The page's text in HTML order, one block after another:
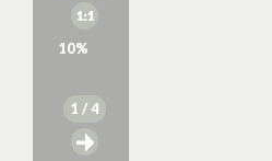
10%
1 / 4